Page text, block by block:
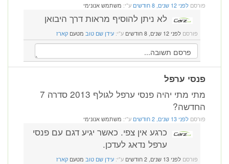
פורסם לפני 12 שנים, 8 חודשים ע"י: משתמש אנונימי
לא ניתן להוסיף מראות דרך היבואן
פורסם לפני 12 שנים, 8 חודשים ע"י: עידן שם טוב מטעם קארז
פנסי ערפל
מתי מתי יהיה פנסי ערפל לגולף 2013 סדרה 7
החדשה?
פורסם לפני 13 שנים, 2 חודשים ע"י: משתמש אנונימי
כרגע אין צפי. כאשר יגיע דגם עם פנסי
ערפל נדאג לעדכן.
פורסם לפני 13 שנים, 2 חודשים ע"י: עידן שם טוב מטעם קארז